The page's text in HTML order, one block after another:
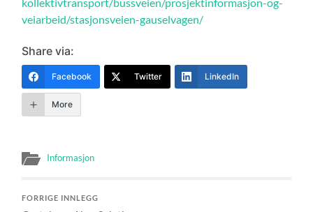
veiarbeid/stasjonsveien-gauselvagen/
Share via:
Facebook Twitter LinkedIn
More
Informasjon
FORRIGE INNLEGG